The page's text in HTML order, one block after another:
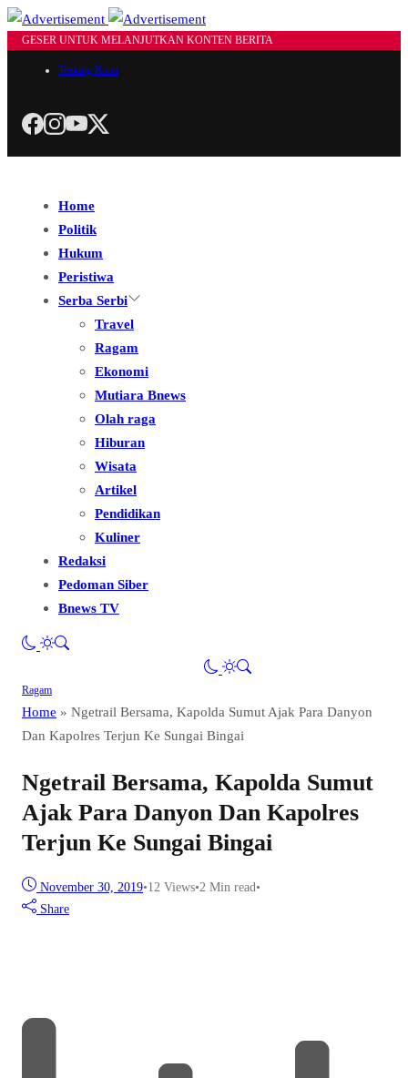
GESER UNTUK MELANJUTKAN KONTEN BERITA
Tentang Kami
Home
Politik
Hukum
Peristiwa
Serba Serbi
Travel
Ragam
Ekonomi
Mutiara Bnews
Olah raga
Hiburan
Wisata
Artikel
Pendidikan
Kuliner
Redaksi
Pedoman Siber
Bnews TV
Ragam
Home » Ngetrail Bersama, Kapolda Sumut Ajak Para Danyon
Dan Kapolres Terjun Ke Sungai Bingai
Ngetrail Bersama, Kapolda Sumut
Ajak Para Danyon Dan Kapolres
Terjun Ke Sungai Bingai
November 30, 2019•12 Views•2 Min read•
Share